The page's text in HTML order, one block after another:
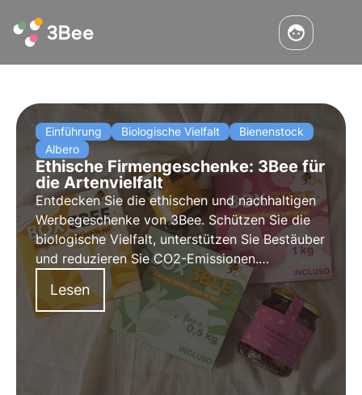
Einführung Biologische Vielfalt
Bienenstock
Albero
Ethische Firmengeschenke: 3Bee für
die Artenvielfalt
Entdecken Sie die ethischen und nachhaltigen
Werbegeschenke von 3Bee. Schützen Sie die
biologische Vielfalt, unterstützen Sie Bestäuber
und reduzieren Sie CO2-Emissionen.
Verschenken Sie technologische Bienenstöcke,
Nektarbäume und Polly House für einen grünen
Fußabdruck und sozial verantwortliches
Lesen